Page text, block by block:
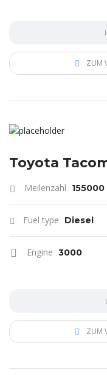
ZUM
Toyota
Meilenzahl 155000
Fuel type Diesel
Engine 3000
ZUM